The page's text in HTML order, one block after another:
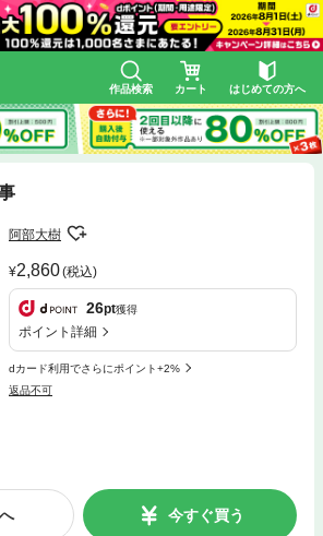
作品検索 カート はじめての方へ
阿部大樹
2,860(税込)
26pt獲得
ポイント詳細
dカード利用でさらにポイント+2%
返品不可
今すぐ買う